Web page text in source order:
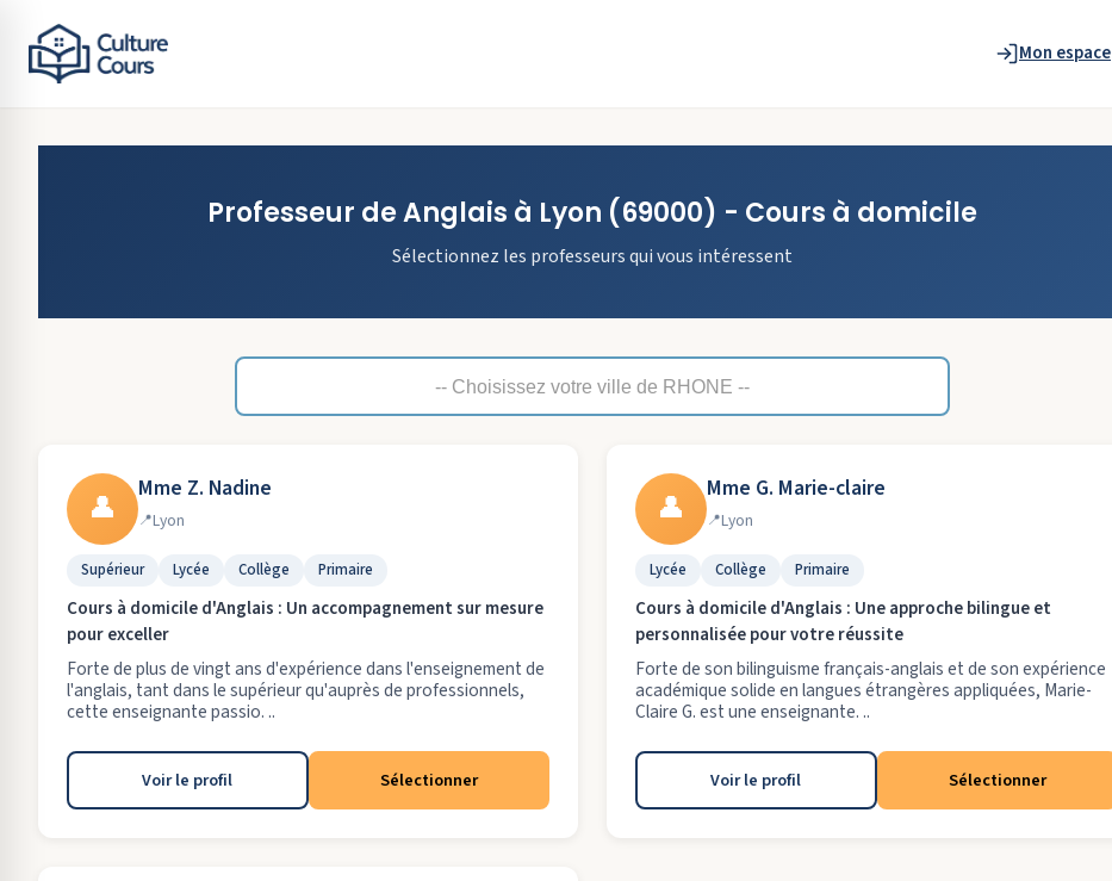
Mon espace
Professeur deAnglais à Lyon (69000) - Cours à domicile
Sélectionnez les professeurs qui vous intéressent
👤 Mme Z. Nadine
Lyon
Supérieur Lycée Collège Primaire
Cours à domicile d'Anglais : Un accompagnement sur mesure
pour exceller
Forte de plus de vingt ans d'expérience dans l'enseignement de
l'anglais, tant dans le supérieur qu'auprès de professionnels,
cette enseignante passio. ..
Voir le profil Sélectionner
👤 Mme G. Marie-claire
Lyon
Lycée Collège Primaire
Cours à domicile d'Anglais : Une approche bilingue et
personnalisée pour votre réussite
Forte de son bilinguisme français-anglais et de son expérience
académique solide en langues étrangères appliquées, Marie-
Claire G. est une enseignante. ..
Voir le profil Sélectionner